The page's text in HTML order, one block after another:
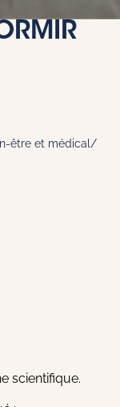
être et médical/
scientifique.